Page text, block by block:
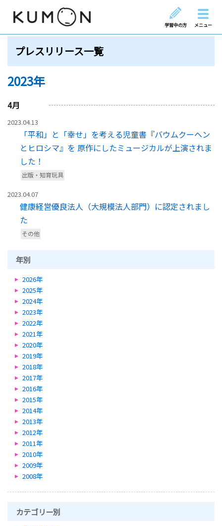
学習中の方 メニュー
プレスリリース一覧
2023年
4月
2023.04.13
「平和」と「幸せ」を考える児童書『バウムクーヘン
とヒロシマ』を 原作にしたミュージカルが上演されま
した！
出版・知育玩具
2023.04.07
健康経営優良法人（大規模法人部門）に認定されまし
た
その他
年別
2026年
2025年
2024年
2023年
2022年
2021年
2020年
2019年
2018年
2017年
2016年
2015年
2014年
2013年
2012年
2011年
2010年
2009年
2008年
カテゴリー別